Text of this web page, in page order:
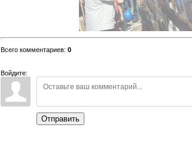
Всего комментариев: 0
Войдите:
Отправить